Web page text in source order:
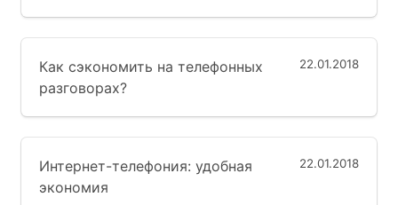
22.01.2018
Как сэкономить на телефонных
разговорах?
22.01.2018
Интернет-телефония: удобная
экономия